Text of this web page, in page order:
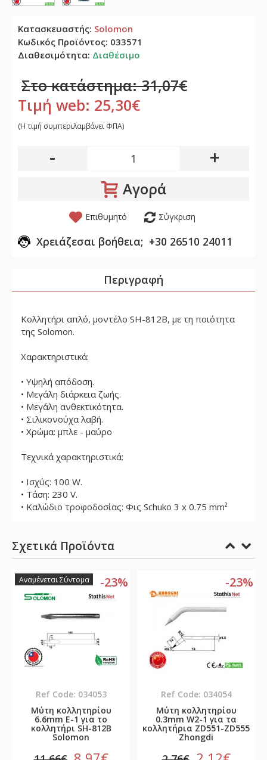
Κατασκευαστής: Solomon
Κωδικός Προϊόντος: 033571
Διαθεσιμότητα: Διαθέσιμο
Στο κατάστημα: 31,07€
Τιμή web: 25,30€
(H τιμή συμπεριλαμβάνει ΦΠΑ)
- +
Αγορά
Επιθυμητό Σύγκριση
Χρειάζεσαι βοήθεια; +30 26510 24011
Περιγραφή
Κολλητήρι απλό, μοντέλο SH-812B, με τη ποιότητα
της Solomon.
Χαρακτηριστικά:
• Υψηλή απόδοση.
• Μεγάλη διάρκεια ζωής.
• Μεγάλη ανθεκτικότητα.
• Σιλικονούχα λαβή.
• Χρώμα: μπλε - μαύρο
Τεχνικά χαρακτηριστικά:
• Ισχύς: 100 W.
• Τάση: 230 V.
• Kαλώδιο τροφοδοσίας: Φις Schuko 3 x 0.75 mm²
Σχετικά Προϊόντα
-23%
Αναμένεται Σύντομα
Ref Code: 034053
Μύτη κολλητηρίου
6.6mm E-1 για το
κολλητήρι SH-812B
Solomon
-23%
Ref Code: 034054
Μύτη κολλητηρίου
0.3mm W2-1 για τα
κολλητήρια ZD551-ZD555
Zhongdi